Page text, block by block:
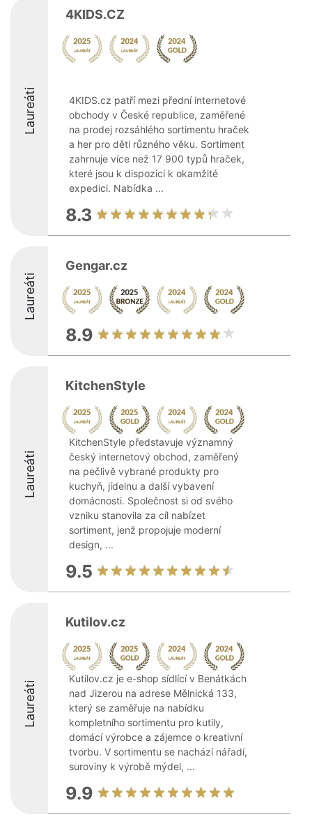
Laureáti
4KIDS.CZ
4KIDS.cz patří mezi přední internetové
obchody v České republice, zaměřené
na prodej rozsáhlého sortimentu hraček
a her pro děti různého věku. Sortiment
zahrnuje více než 17 900 typů hraček,
které jsou k dispozici k okamžité
expedici. Nabídka ...
8.3
Laureáti
Gengar.cz
8.9
Laureáti
KitchenStyle
KitchenStyle představuje významný
český internetový obchod, zaměřený
na pečlivě vybrané produkty pro
kuchyň, jídelnu a další vybavení
domácnosti. Společnost si od svého
vzniku stanovila za cíl nabízet
sortiment, jenž propojuje moderní
design, ...
9.5
Laureáti
Kutilov.cz
Kutilov.cz je e-shop sídlící v Benátkách
nad Jizerou na adrese Mělnická 133,
který se zaměřuje na nabídku
kompletního sortimentu pro kutily,
domácí výrobce a zájemce o kreativní
tvorbu. V sortimentu se nachází nářadí,
suroviny k výrobě mýdel, ...
9.9